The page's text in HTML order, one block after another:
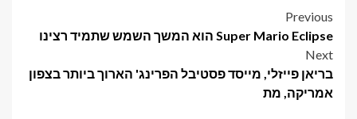
Post
navigation
Previous
Super Mario Eclipse הוא המשך השמש שתמיד רצינו
Next
בריאן פייזלי, מייסד פסטיבל הפרינג' הארוך ביותר בצפון
אמריקה, מת